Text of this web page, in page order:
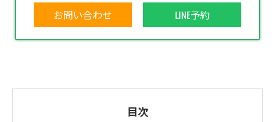
お問い合わせ LINE予約
目次